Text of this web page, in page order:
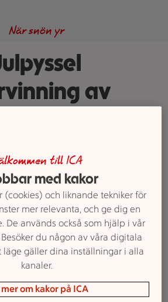
av
När snön yr
och sväng
julgirlang till granen,
fönsterbläcket. Med
och fint band får gamla
nytt glittrigt liv.
när den är som bäst.
alla vårajulpyssel.
Text: Josefine Braw
till ICA
med kakor
(cookies) och liknande tekniker för
mer relevanta, och ge dig en
De används också som hjälp i vår
du någon av våra digitala
läge gäller dina inställningar i alla
kanaler.
mer om kakor på ICA